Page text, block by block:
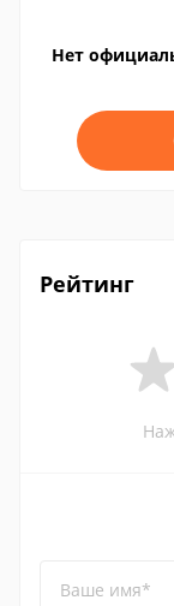
Нет
Рейтинг
Ваше имя*